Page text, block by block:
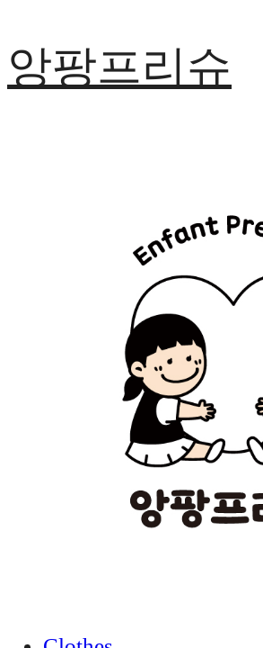
앙팡프리슈